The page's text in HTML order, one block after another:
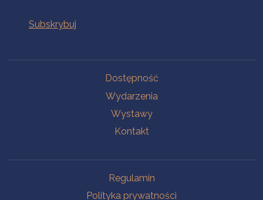
Dostępność
Wydarzenia
Wystawy
Kontakt
Regulamin
Polityka prywatności